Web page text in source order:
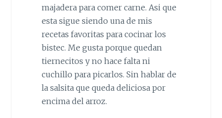
majadera para comer carne. Asi que
esta sigue siendo una de mis
recetas favoritas para cocinar los
bistec. Me gusta porque quedan
tiernecitos y no hace falta ni
cuchillo para picarlos. Sin hablar de
la salsita que queda deliciosa por
encima del arroz.